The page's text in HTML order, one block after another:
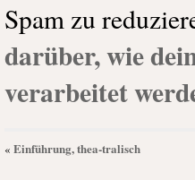
Spam zu
darüber, wie
verarbeitet
« Einführung, thea-tralisch